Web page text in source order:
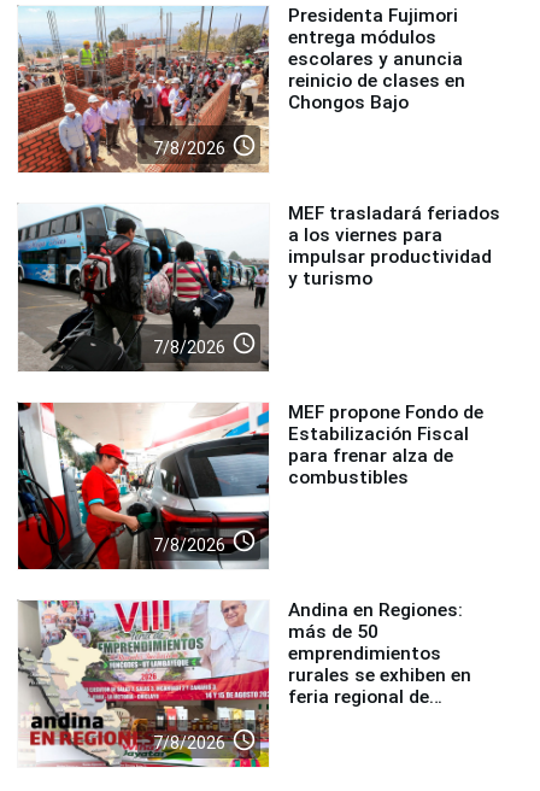
7/8/2026 access_time
Presidenta Fujimori
entrega módulos
escolares y anuncia
reinicio de clases en
Chongos Bajo
7/8/2026 access_time
MEF trasladará feriados
a los viernes para
impulsar productividad
y turismo
7/8/2026 access_time
MEF propone Fondo de
Estabilización Fiscal
para frenar alza de
combustibles
7/8/2026 access_time
Andina en Regiones:
más de 50
emprendimientos
rurales se exhiben en
feria regional de